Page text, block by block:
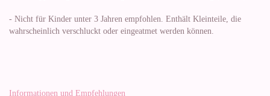
- Nicht für Kinder unter 3 Jahren empfohlen. Enthält Kleinteile, die
wahrscheinlich verschluckt oder eingeatmet werden können.
Informationen und Empfehlungen